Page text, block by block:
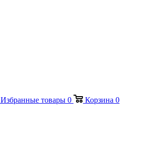
Избранные товары 0 Корзина 0